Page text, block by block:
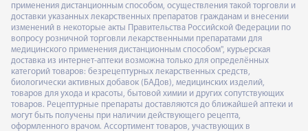
применения дистанционным способом, осуществления такой торговли и
доставки указанных лекарственных препаратов гражданам и внесении
изменений в некоторые акты Правительства Российской Федерации по
вопросу розничной торговли лекарственными препаратами для
медицинского применения дистанционным способом", курьерская
доставка из интернет-аптеки возможна только для определённых
категорий товаров: безрецептурных лекарственных средств,
биологически активных добавок (БАДов), медицинских изделий,
товаров для ухода и красоты, бытовой химии и других сопутствующих
товаров. Рецептурные препараты доставляются до ближайшей аптеки и
могут быть получены при наличии действующего рецепта,
оформленного врачом. Ассортимент товаров, участвующих в